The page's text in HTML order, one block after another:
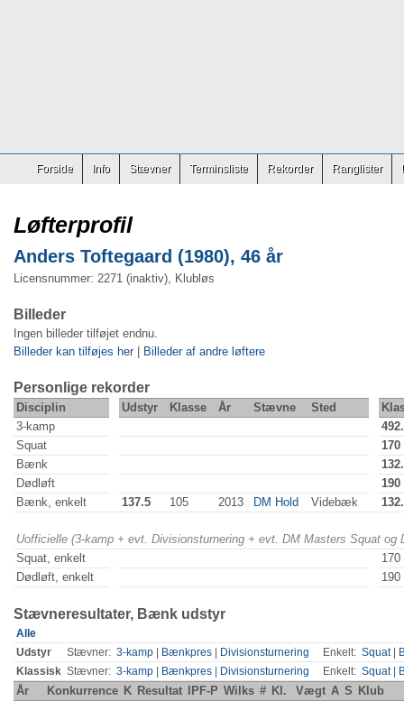
Forside Info Stævner Terminsliste Rekorder Ranglister
Løfterprofil
Anders Toftegaard (1980), 46 år
Licensnummer: 2271 (inaktiv), Klubløs
Billeder
Ingen billeder tilføjet endnu.
Billeder kan tilføjes her| Billeder af andre løftere
Personlige rekorder
Disciplin Udstyr Klasse År Stævne Sted
3-kamp
Squat
170
Bænk
Dødløft
190
Bænk, enkelt
137.5 105 2013 DM Hold Videbæk
Uofficielle (3-kamp + evt. Divisionsturnering + evt. DM Masters Squat
Squat, enkelt
170
Dødløft, enkelt
190
Stævneresultater, Bænk udstyr
Alle
Udstyr
Stævner: 3-kamp Bænkpres Divisionsturnering Enkelt: Squat|
Klassisk Stævner: 3-kamp Bænkpres Divisionsturnering Enkelt: Squat|
År Konkurrence K Resultat IPF-P Wilks # Kl. Vægt A S Klub